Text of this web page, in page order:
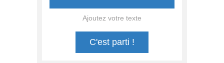
Ajoutez votre texte
C'est parti !